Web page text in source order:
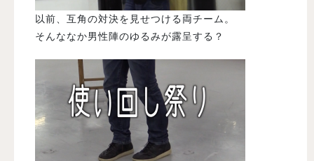
以前、互角の対決を見せつける両チーム。
そんななか男性陣のゆるみが露呈する？